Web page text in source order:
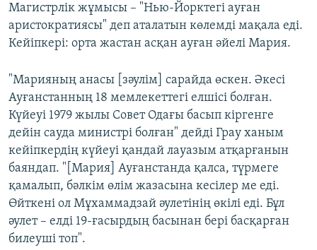
Магистрлік жұмысы – "Нью-Йорктегі ауған
аристократиясы" деп аталатын көлемді мақала еді.
Кейіпкері: орта жастан асқан ауған әйелі Мария.
"Марияның анасы [зәулім] сарайда өскен. Әкесі
Ауғанстанның 18 мемлекеттегі елшісі болған.
Күйеуі 1979 жылы Совет Одағы басып кіргенге
дейін сауда министрі болған" дейді Грау ханым
кейіпкердің күйеуі қандай лауазым атқарғанын
баяндап. "[Мария] Ауғанстанда қалса, түрмеге
қамалып, бәлкім өлім жазасына кесілер ме еді.
Өйткені ол Мұхаммадзай әулетінің өкілі еді. Бұл
әулет – елді 19-ғасырдың басынан бері басқарған
билеуші топ".